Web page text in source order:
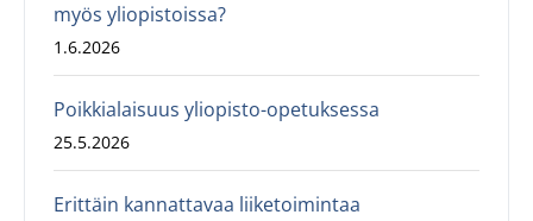
myös yliopistoissa?
1.6.2026
Poikkialaisuus yliopisto-opetuksessa
25.5.2026
Erittäin kannattavaa liiketoimintaa